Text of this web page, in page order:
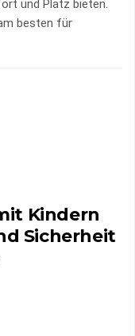
und Platz bieten.
besten für
Kindern
Sicherheit